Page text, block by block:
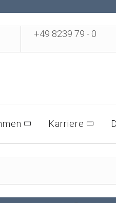
+49 8239 79 - 0
Karriere